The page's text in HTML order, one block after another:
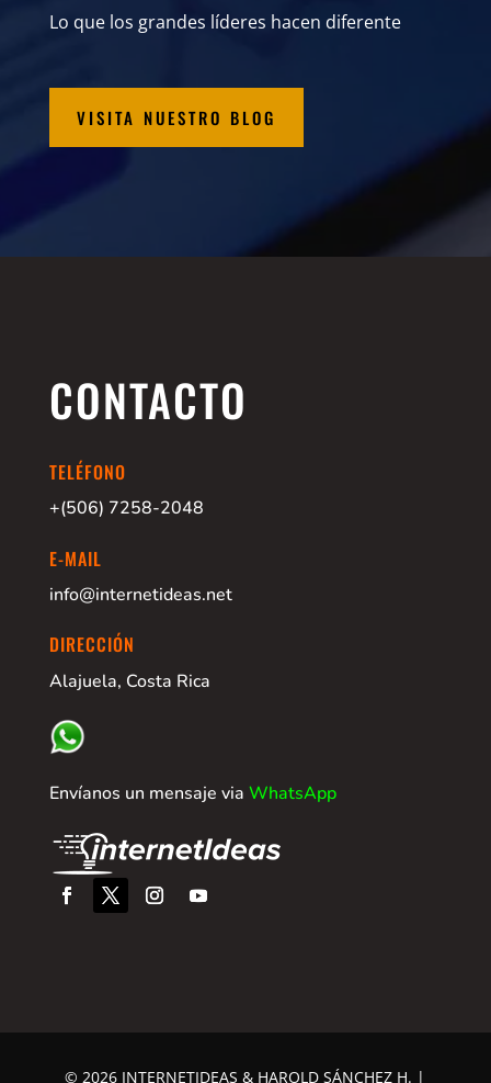
Lo que los grandes líderes hacen diferente
VISITA NUESTRO BLOG
CONTACTO
TELÉFONO
+(506) 7258-2048
E-MAIL
info@internetideas.net
DIRECCIÓN
Alajuela, Costa Rica
Envíanos un mensaje via WhatsApp
© 2026 INTERNETIDEAS & HAROLD SÁNCHEZ H. |